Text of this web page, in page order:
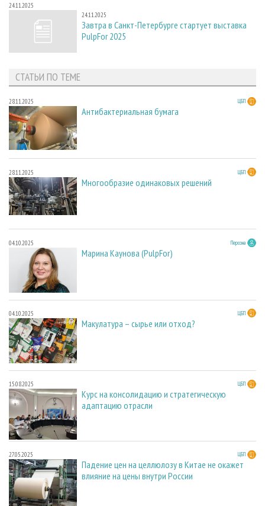
24.11.2025
24.11.2025
Завтра в Санкт-Петербурге стартует выставка
PulpFor 2025
СТАТЬИ ПО ТЕМЕ
28.11.2025 ЦБП
Антибактериальная бумага
28.11.2025 ЦБП
Многообразие одинаковых решений
04.10.2025 Персона
Марина Каунова (PulpFor)
04.10.2025 ЦБП
Макулатура – сырье или отход?
15.08.2025 ЦБП
Курс на консолидацию и стратегическую
адаптацию отрасли
27.05.2025 ЦБП
Падение цен на целлюлозу в Китае не окажет
влияние на цены внутри России